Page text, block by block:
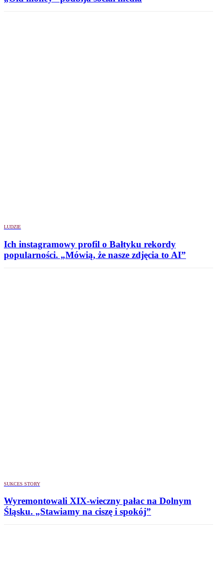
LUDZIE
Ich instagramowy profil o Bałtyku rekordy
popularności. „Mówią, że nasze zdjęcia to AI”
SUKCES STORY
Wyremontowali XIX-wieczny pałac na Dolnym
Śląsku. „Stawiamy na ciszę i spokój”